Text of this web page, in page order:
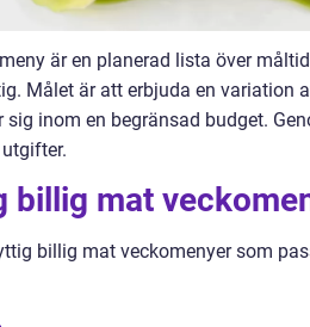
är en planerad lista över
Målet är att erbjuda en variation
inom en begränsad budget.
billig mat
billig mat veckomenyer som